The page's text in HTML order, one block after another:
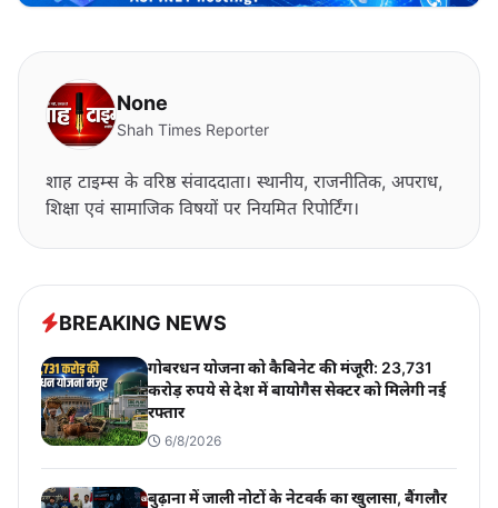
None
Shah Times Reporter
शाह टाइम्स के वरिष्ठ संवाददाता। स्थानीय, राजनीतिक, अपराध,
शिक्षा एवं सामाजिक विषयों पर नियमित रिपोर्टिंग।
BREAKING NEWS
गोबरधन योजना को कैबिनेट की मंजूरी: 23,731
करोड़ रुपये से देश में बायोगैस सेक्टर को मिलेगी नई
रफ्तार
6/8/2026
बुढ़ाना में जाली नोटों के नेटवर्क का खुलासा, बैंगलौर